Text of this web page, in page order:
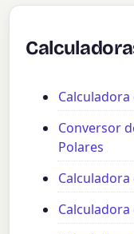
Conversor
Polares